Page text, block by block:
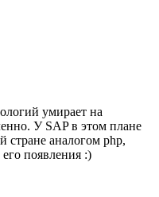
умирает на
У SAP в этом плане
стране аналогом php,
появления :)